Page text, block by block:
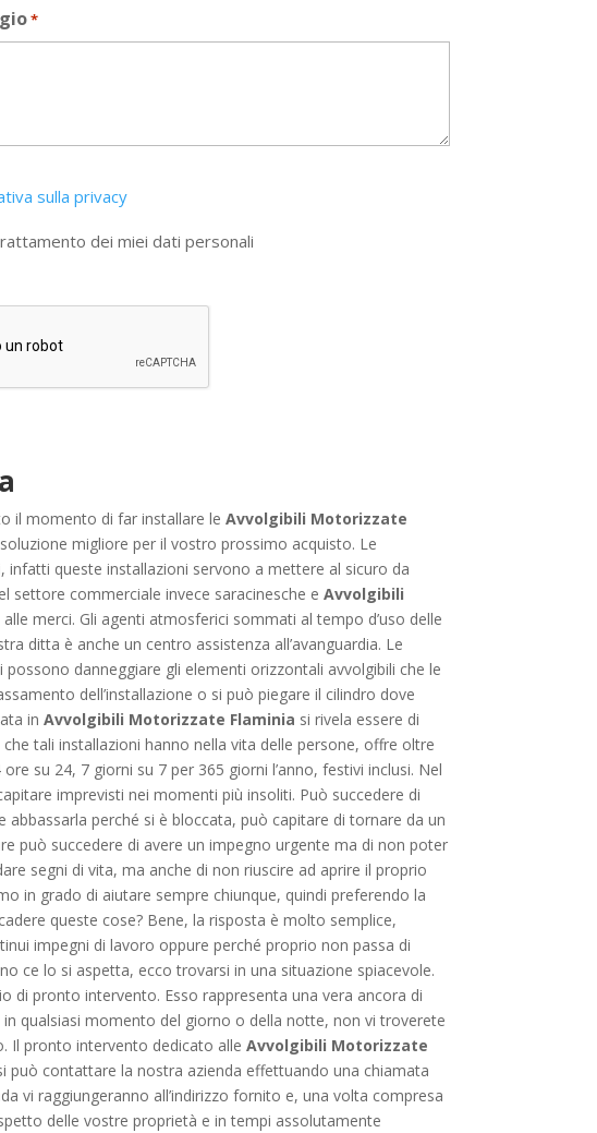
*
sulla privacy
dei miei dati personali
il momento di far installare leAvvolgibili Motorizzate
migliore per il vostro prossimo acquisto. Le
infatti queste installazioni servono a mettere al sicuro da
settore commerciale invece saracinesche eAvvolgibili
merci. Gli agenti atmosferici sommati al tempo d’uso delle
ditta è anche un centro assistenza all’avanguardia. Le
danneggiare gli elementi orizzontali avvolgibili che le
dell’installazione o si può piegare il cilindro dove
inAvvolgibili Motorizzate Flaminia si rivela essere di
tali installazioni hanno nella vita delle persone, offre oltre
su 24, 7 giorni su 7 per 365 giorni l’anno, festivi inclusi. Nel
imprevisti nei momenti più insoliti. Può succedere di
perché si è bloccata, può capitare di tornare da un
può succedere di avere un impegno urgente ma di non poter
segni di vita, ma anche di non riuscire ad aprire il proprio
in grado di aiutare sempre chiunque, quindi preferendo la
queste cose? Bene, la risposta è molto semplice,
impegni di lavoro oppure perché proprio non passa di
ce lo si aspetta, ecco trovarsi in una situazione spiacevole.
di pronto intervento. Esso rappresenta una vera ancora di
qualsiasi momento del giorno o della notte, non vi troverete
Il pronto intervento dedicato alleAvvolgibili Motorizzate
può contattare la nostra azienda effettuando una chiamata
vi raggiungeranno all’indirizzo fornito e, una volta compresa
delle vostre proprietà e in tempi assolutamente